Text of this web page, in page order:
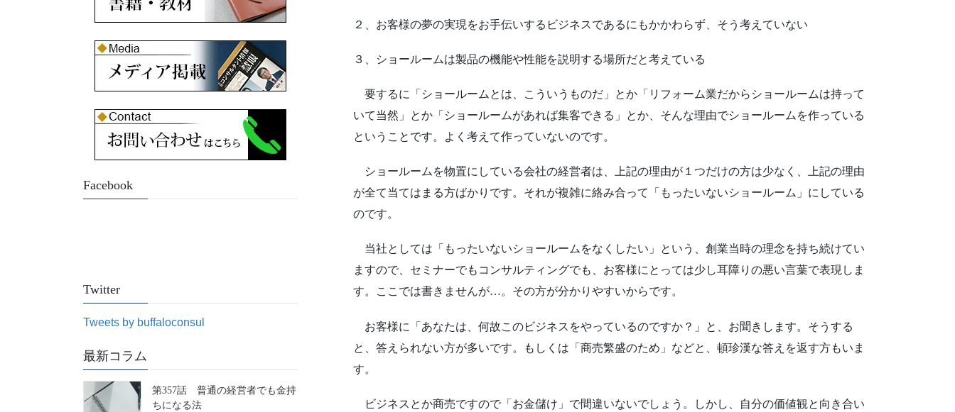
２、お客様の夢の実現をお手伝いするビジネスであるにもかかわらず、そう考えていない
３、ショールームは製品の機能や性能を説明する場所だと考えている
要するに「ショールームとは、こういうものだ」とか「リフォーム業だからショールームは持って
いて当然」とか「ショールームがあれば集客できる」とか、そんな理由でショールームを作っている
ということです。よく考えて作っていないのです。
ショールームを物置にしている会社の経営者は、上記の理由が１つだけの方は少なく、上記の理由
が全て当てはまる方ばかりです。それが複雑に絡み合って「もったいないショールーム」にしている
のです。
当社としては「もったいないショールームをなくしたい」という、創業当時の理念を持ち続けてい
ますので、セミナーでもコンサルティングでも、お客様にとっては少し耳障りの悪い言葉で表現しま
す。ここでは書きませんが…。その方が分かりやすいからです。
お客様に「あなたは、何故このビジネスをやっているのですか？」と、お聞きします。そうする
と、答えられない方が多いです。もしくは「商売繁盛のため」などと、頓珍漢な答えを返す方もいま
す。
ビジネスとか商売ですので「お金儲け」で間違いないでしょう。しかし、自分の価値観と向き合い
Facebook
Twitter
Tweets by buffaloconsul
最新コラム
第357話 普通の経営者でも金持
ちになる法